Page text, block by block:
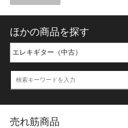
ほかの商品を探す
売れ筋商品